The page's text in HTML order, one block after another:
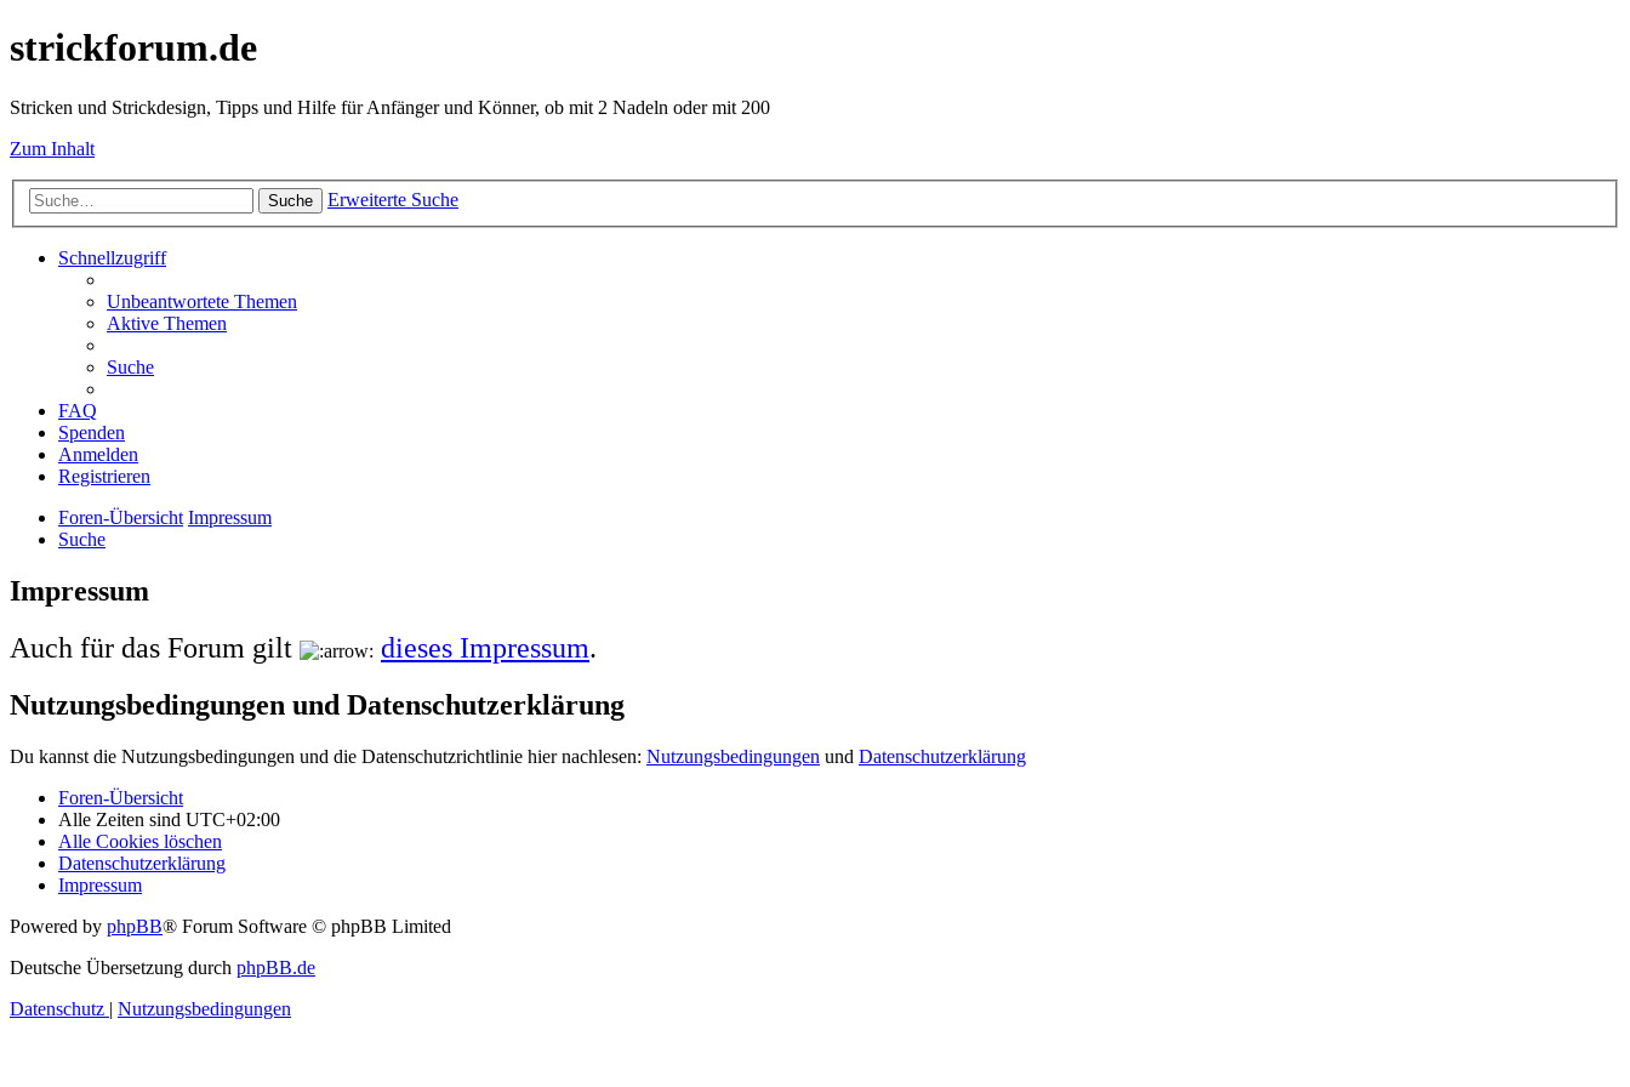
strickforum.de
Stricken und Strickdesign, Tipps und Hilfe für Anfänger und Könner, ob mit 2 Nadeln oder mit 200
Zum Inhalt
Suche Erweiterte Suche
Schnellzugriff
Unbeantwortete Themen
Aktive Themen
Suche
FAQ
Spenden
Anmelden
Registrieren
Foren-Übersicht Impressum
Suche
Impressum
Auch für das Forum gilt
dieses Impressum.
Nutzungsbedingungen und Datenschutzerklärung
Du kannst die Nutzungsbedingungen und die Datenschutzrichtlinie hier nachlesen: Nutzungsbedingungen und Datenschutzerklärung
Foren-Übersicht
Alle Zeiten sind UTC+02:00
Alle Cookies löschen
Datenschutzerklärung
Impressum
Powered by phpBB® Forum Software © phpBB Limited
Deutsche Übersetzung durch phpBB.de
Datenschutz | Nutzungsbedingungen